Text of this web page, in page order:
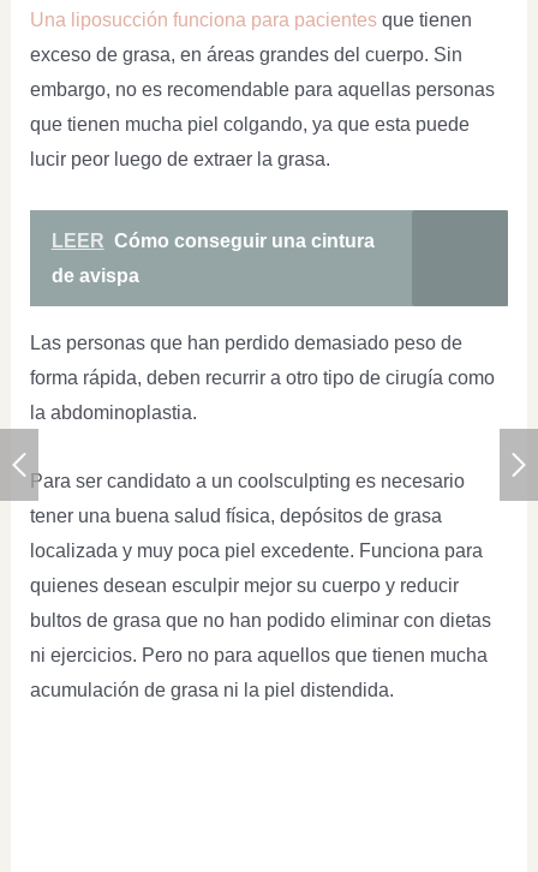
Una liposucción funciona para pacientesque tienen
exceso de grasa, en áreas grandes del cuerpo. Sin
embargo, no es recomendable para aquellas personas
que tienen mucha piel colgando, ya que esta puede
lucir peor luego de extraer la grasa.
LEER Cómo conseguir una cintura
de avispa
Las personas que han perdido demasiado peso de
forma rápida, deben recurrir a otro tipo de cirugía como
la abdominoplastia.
Para ser candidato a un coolsculpting es necesario
tener una buena salud física, depósitos de grasa
localizada y muy poca piel excedente. Funciona para
quienes desean esculpir mejor su cuerpo y reducir
bultos de grasa que no han podido eliminar con dietas
ni ejercicios. Pero no para aquellos que tienen mucha
acumulación de grasa ni la piel distendida.